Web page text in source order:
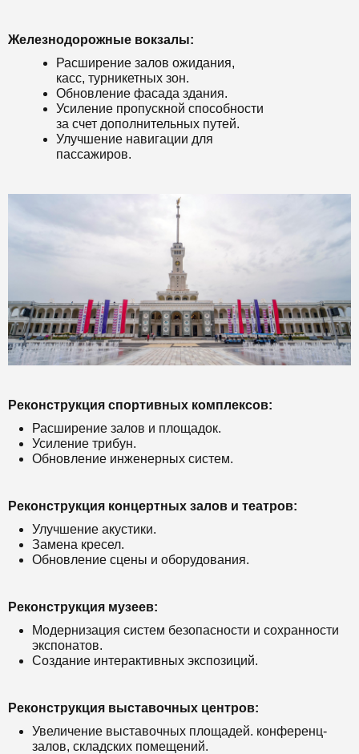
Железнодорожные вокзалы:
Расширение залов ожидания,
касс, турникетных зон.
Обновление фасада здания.
Усиление пропускной способности
за счет дополнительных путей.
Улучшение навигации для
пассажиров.
Реконструкция спортивных комплексов:
Расширение залов и площадок.
Усиление трибун.
Обновление инженерных систем.
Реконструкция концертных залов и театров:
Улучшение акустики.
Замена кресел.
Обновление сцены и оборудования.
Реконструкция музеев:
Модернизация систем безопасности и сохранности
экспонатов.
Создание интерактивных экспозиций.
Реконструкция выставочных центров:
Увеличение выставочных площадей. конференц-
залов, складских помещений.